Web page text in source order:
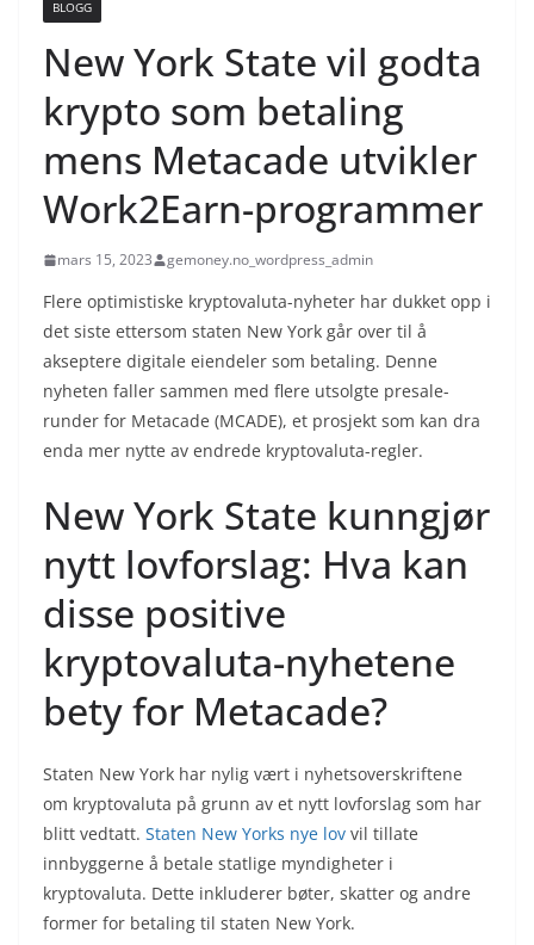
BLOGG
New York State vil godta
krypto som betaling
mens Metacade utvikler
Work2Earn-programmer
mars 15, 2023 gemoney.no_wordpress_admin
Flere optimistiske kryptovaluta-nyheter har dukket opp i
det siste ettersom staten New York går over til å
akseptere digitale eiendeler som betaling. Denne
nyheten faller sammen med flere utsolgte presale-
runder for Metacade (MCADE), et prosjekt som kan dra
enda mer nytte av endrede kryptovaluta-regler.
New York State kunngjør
nytt lovforslag: Hva kan
disse positive
kryptovaluta-nyhetene
bety for Metacade?
Staten New York har nylig vært i nyhetsoverskriftene
om kryptovaluta på grunn av et nytt lovforslag som har
blitt vedtatt. Staten New Yorks nye lov vil tillate
innbyggerne å betale statlige myndigheter i
kryptovaluta. Dette inkluderer bøter, skatter og andre
former for betaling til staten New York.